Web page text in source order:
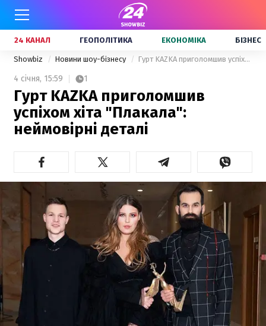
24 КАНАЛ ГЕОПОЛІТИКА ЕКОНОМІКА БІЗНЕС
Showbiz Новини шоу-бізнесу Гурт KAZKA приголомшив успіхом хіта "Плакала": неймовірні деталі
4 січня, 15:59 1
Гурт KAZKA приголомшив
успіхом хіта "Плакала":
неймовірні деталі